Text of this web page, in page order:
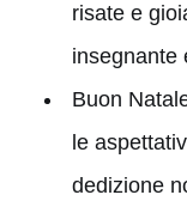
risate e
insegnante
Buon
le
dedizione